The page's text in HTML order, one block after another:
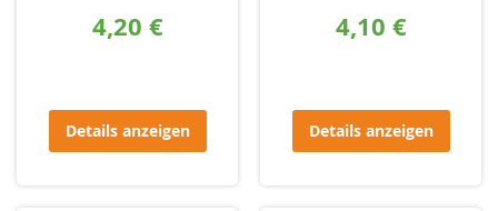
4,20 €
Details anzeigen
4,10 €
Details anzeigen